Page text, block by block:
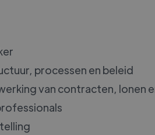
processen en beleid
van contracten, lonen